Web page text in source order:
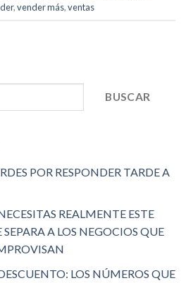
,vender más,ventas
BUSCAR
POR RESPONDER TARDE A
REALMENTE ESTE
SEPARA A LOS NEGOCIOS QUE
LOS NÚMEROS QUE